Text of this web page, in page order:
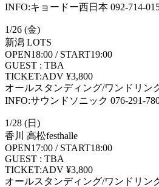
INFO:キョードー西日本 092-714-
1/26 (金)
新潟 LOTS
OPEN18:00 / START19:00
GUEST : TBA
TICKET:ADV ¥3,800
オールスタンディング/ワンドリン
INFO:サウンドソニック 076-291-
1/28 (日)
香川 高松festhalle
OPEN17:00 / START18:00
GUEST : TBA
TICKET:ADV ¥3,800
オールスタンディング/ワンドリン